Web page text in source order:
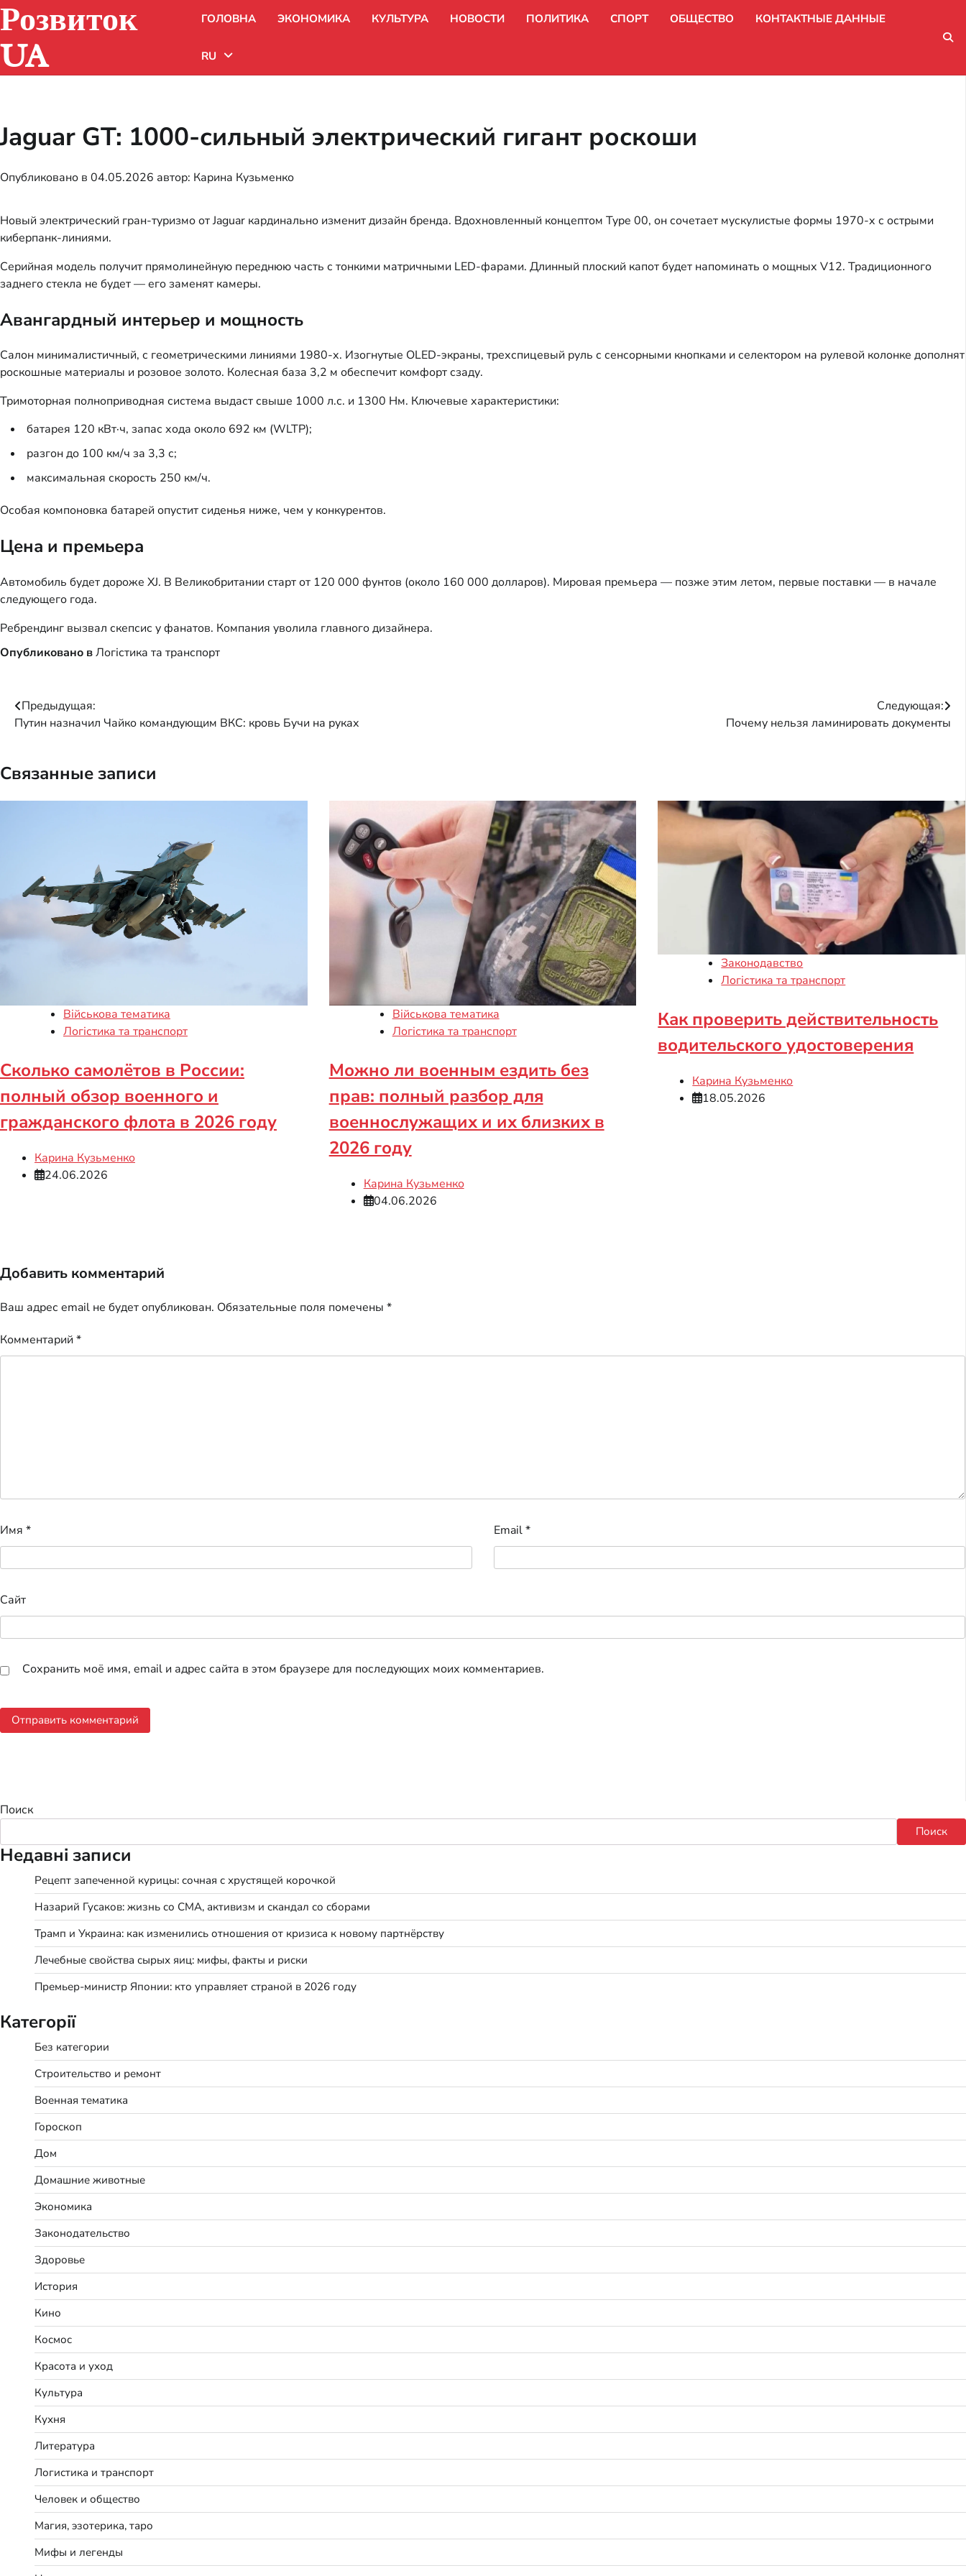
Перейти
к
содержимому
Розвиток
UA
ГОЛОВНА ЭКОНОМИКА КУЛЬТУРА НОВОСТИ ПОЛИТИКА СПОРТ ОБЩЕСТВО КОНТАКТНЫЕ ДАННЫЕ
RU
Ru
Jaguar GT: 1000-сильный электрический гигант роскоши
Опубликовано в 04.05.2026 автор: Карина Кузьменко
Новый электрический гран-туризмо от Jaguar кардинально изменит дизайн бренда. Вдохновленный концептом Type 00, он сочетает мускулистые формы 1970-х с острыми
киберпанк-линиями.
Серийная модель получит прямолинейную переднюю часть с тонкими матричными LED-фарами. Длинный плоский капот будет напоминать о мощных V12. Традиционного
заднего стекла не будет — его заменят камеры.
Авангардный интерьер и мощность
Салон минималистичный, с геометрическими линиями 1980-х. Изогнутые OLED-экраны, трехспицевый руль с сенсорными кнопками и селектором на рулевой колонке дополнят
роскошные материалы и розовое золото. Колесная база 3,2 м обеспечит комфорт сзаду.
Тримоторная полноприводная система выдаст свыше 1000 л.с. и 1300 Нм. Ключевые характеристики:
батарея 120 кВт·ч, запас хода около 692 км (WLTP);
разгон до 100 км/ч за 3,3 с;
максимальная скорость 250 км/ч.
Особая компоновка батарей опустит сиденья ниже, чем у конкурентов.
Цена и премьера
Автомобиль будет дороже XJ. В Великобритании старт от 120 000 фунтов (около 160 000 долларов). Мировая премьера — позже этим летом, первые поставки — в начале
следующего года.
Ребрендинг вызвал скепсис у фанатов. Компания уволила главного дизайнера.
Опубликовано вЛогістика та транспорт
Навигация
по
Предыдущая:
Путин назначил Чайко командующим ВКС: кровь Бучи на руках
Следующая:
Почему нельзя ламинировать документы
Связанные записи
Військова тематика
Логістика та транспорт
Сколько самолётов в России:
полный обзор военного и
гражданского флота в 2026 году
Карина Кузьменко
24.06.2026
Військова тематика
Логістика та транспорт
Можно ли военным ездить без
прав: полный разбор для
военнослужащих и их близких в
2026 году
Карина Кузьменко
04.06.2026
Законодавство
Логістика та транспорт
Как проверить действительность
водительского удостоверения
Карина Кузьменко
18.05.2026
Добавить комментарий
Ваш адрес email не будет опубликован. Обязательные поля помечены *
Комментарий *
Имя * Email*
Сайт
Сохранить моё имя, email и адрес сайта в этом браузере для последующих моих комментариев.
Поиск
Поиск
Недавні записи
Рецепт запеченной курицы: сочная с хрустящей корочкой
Назарий Гусаков: жизнь со СМА, активизм и скандал со сборами
Трамп и Украина: как изменились отношения от кризиса к новому партнёрству
Лечебные свойства сырых яиц: мифы, факты и риски
Премьер-министр Японии: кто управляет страной в 2026 году
Категорії
Без категории
Строительство и ремонт
Военная тематика
Гороскоп
Дом
Домашние животные
Экономика
Законодательство
Здоровье
История
Кино
Космос
Красота и уход
Культура
Кухня
Литература
Логистика и транспорт
Человек и общество
Магия, эзотерика, таро
Мифы и легенды